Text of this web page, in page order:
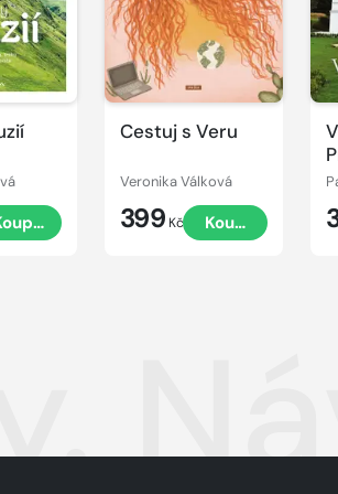
Cestuj s Veru
Veronika Válková
399 Kč Koupit